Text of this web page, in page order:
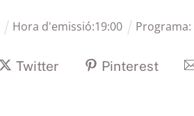
Hora d'emissió:19:00 Programa:
Twitter Pinterest